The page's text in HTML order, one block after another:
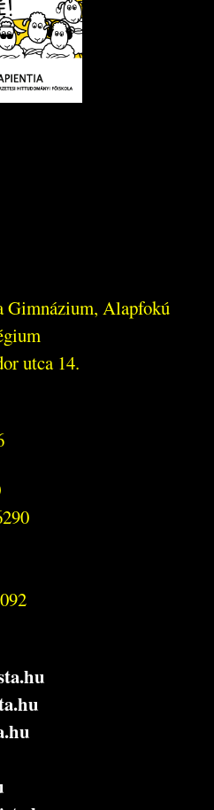
Gimnázium, Alapfokú
utca 14.